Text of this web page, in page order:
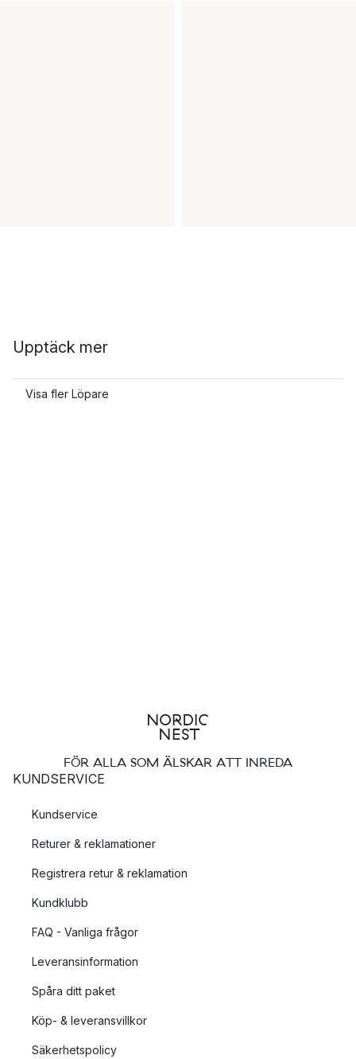
Upptäck mer
Visa fler Löpare
FÖR ALLA SOM ÄLSKAR ATT INREDA
KUNDSERVICE
Kundservice
Returer & reklamationer
Registrera retur & reklamation
Kundklubb
FAQ - Vanliga frågor
Leveransinformation
Spåra ditt paket
Köp- & leveransvillkor
Säkerhetspolicy